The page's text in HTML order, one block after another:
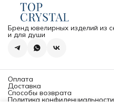
Бренд ювелирных изделий из
и для души
Оплата
Доставка
Способы возврата
Политика конфиденциальности